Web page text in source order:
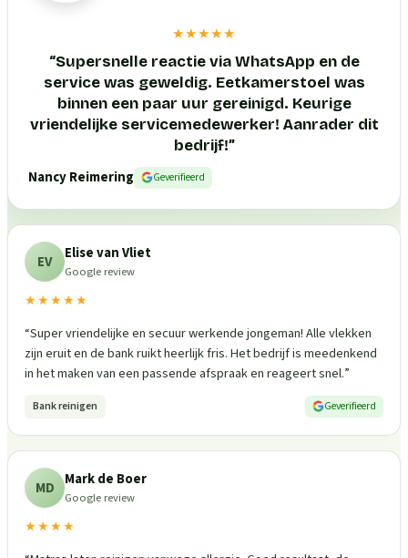
★★★★★
“Supersnelle reactie via WhatsApp en de
service was geweldig. Eetkamerstoel was
binnen een paar uur gereinigd. Keurige
vriendelijke servicemedewerker! Aanrader dit
bedrijf!”
Nancy Reimering
Geverifieerd
EV Elise van Vliet
Google review
★★★★★
“Super vriendelijke en secuur werkende jongeman! Alle vlekken
zijn eruit en de bank ruikt heerlijk fris. Het bedrijf is meedenkend
in het maken van een passende afspraak en reageert snel.”
Bank reinigen Geverifieerd
MD Mark de Boer
Google review
★★★★